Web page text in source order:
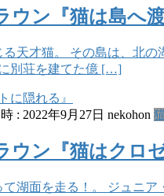
ウン『猫は島へ渡
天才猫。 その島は、北
別荘を建てた億 […]
: 2022年9月27日 nekohon
ウン『猫はクロ
湖面を走る！。 ジュニ